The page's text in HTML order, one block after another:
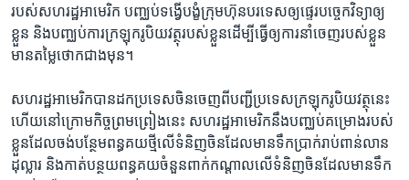
របស់​សហរដ្ឋ​អាមេរិក បញ្ឈប់​ទង្វើ​បង្ខំ​ក្រុមហ៊ុន​បរទេស​ឲ្យ​ផ្ទេរ​បច្ចេកវិទ្យា​ឲ្យ​
ខ្លួន និង​បញ្ឈប់​ការ​ក្រឡុក​រូបិយវត្ថុ​របស់​ខ្លួន​ដើម្បី​ធ្វើ​ឲ្យ​ការ​នាំ​ចេញ​របស់​ខ្លួន​
មាន​តម្លៃ​ថោក​ជាង​មុន។
សហរដ្ឋ​អាមេរិក​បាន​ដក​ប្រទេស​ចិន​ចេញ​ពី​បញ្ជី​ប្រទេស​ក្រឡុក​រូបិយវត្ថុ​នេះ
ហើយ​នៅ​ក្រោម​កិច្ច​ព្រមព្រៀង​នេះ សហរដ្ឋ​អាមេរិក​នឹង​បញ្ឈប់​គម្រោង​របស់​
ខ្លួន​ដែល​ចង់​បន្ថែម​ពន្ធ​គយ​ថ្មី​លើ​ទំនិញ​ចិន​ដែល​មាន​ទឹក​ប្រាក់​រាប់​ពាន់​លាន​
ដុល្លារ និង​កាត់​បន្ថយ​ពន្ធ​គយ​ចំនួន​ពាក់​កណ្ដាល​លើ​ទំនិញ​ចិន​ដែល​មាន​ទឹក​